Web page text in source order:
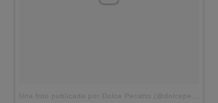
Una foto publicada por Dolce Pecatto (@dolcepecattohelados)